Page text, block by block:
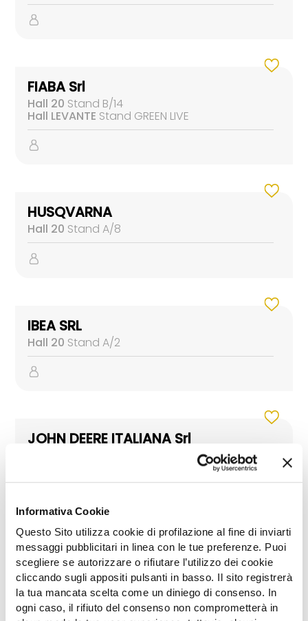
Informativa Cookie
Questo Sito utilizza cookie di profilazione al fine di inviarti
messaggi pubblicitari in linea con le tue preferenze. Puoi
scegliere se autorizzare o rifiutare l’utilizzo dei cookie
cliccando sugli appositi pulsanti in basso. Il sito registrerà
la tua mancata scelta come un diniego di consenso. In
ogni caso, il rifiuto del consenso non comprometterà in
FIABA Srl
Hall 20 Stand B/14
Hall LEVANTE Stand GREEN LIVE
HUSQVARNA
Hall 20 Stand A/8
IBEA SRL
Hall 20 Stand A/2
JOHN DEERE ITALIANA Srl
MAKITA SpA
Hall 20Stand A/4
Hall AREA 47Stand C/14
Hall LEVANTEStand GREEN LIVE